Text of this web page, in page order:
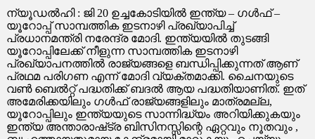
യൂറോപ്പ്
സാമ്പത്തിക
ഇടനാഴി
ന്യൂഡൽഹി : ജി 20 ഉച്ചകോടിയിൽ ഇന്ത്യ – ഗൾഫ് –
യൂറോപ്പ് സാമ്പത്തിക ഇടനാഴി പ്രഖ്യാപിച്ച്
പ്രധാനമന്ത്രി നരേന്ദ്ര മോദി. ഇന്ത്യയിൽ തുടങ്ങി
യൂറോപ്പിലേക്ക് നീളുന്ന സാമ്പത്തിക ഇടനാഴി
പ്രഖ്യാപനത്തിൽ രാജ്യങ്ങളെ ബന്ധിപ്പിക്കുന്നത് ആണ്
പ്രഥമ പരിഗണ എന്ന് മോദി വ്യക്തമാക്കി. ചൈനയുടെ
വൺ ബെൽറ്റ് പദ്ധതിക്ക് ബദൽ ആയ പദ്ധതിയാണിത്. ഇത്
അമേരിക്കയിലും ഗൾഫ് രാജ്യങ്ങളിലും മാത്രമല്ല,
യൂറോപ്പിലും ഇന്ത്യയുടെ സാന്നിദ്ധ്യം അറിയിക്കുകയും
ഇന്ത്യ അന്താരാഷ്‌ട്ര ബിസിനസ്സിന്റെ ഏറ്റവും നൂതവും ,